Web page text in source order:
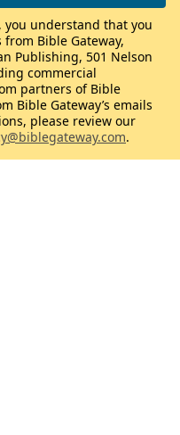
understand that you
Bible Gateway,
Publishing, 501 Nelson
commercial
partners of Bible
Bible Gateway’s emails
please review our
.